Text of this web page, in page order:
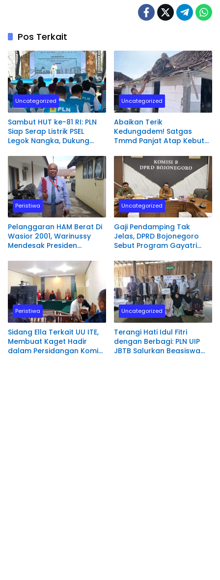
Pos Terkait
Uncategorized
Sambut HUT ke-81 RI: PLN
Siap Serap Listrik PSEL
Legok Nangka, Dukung
Berkelanjutan di Jawa
Barat
Uncategorized
Abaikan Terik
Kedungadem! Satgas
Tmmd Panjat Atap Kebut
Samijan di Desa Kesongo
Peristiwa
Pelanggaran HAM Berat Di
Wasior 2001, Warinussy
Mendesak Presiden
RI Bentuk Tim Penyelidikan.
Uncategorized
Gaji Pendamping Tak
Jelas, DPRD Bojonegoro
Sebut Program Gayatri
Penyelewengan
Peristiwa
Sidang Ella Terkait UU ITE,
Membuat Kaget Hadir
dalam Persidangan Komisi
Uncategorized
Terangi Hati Idul Fitri
dengan Berbagi: PLN UIP
JBTB Salurkan Beasiswa